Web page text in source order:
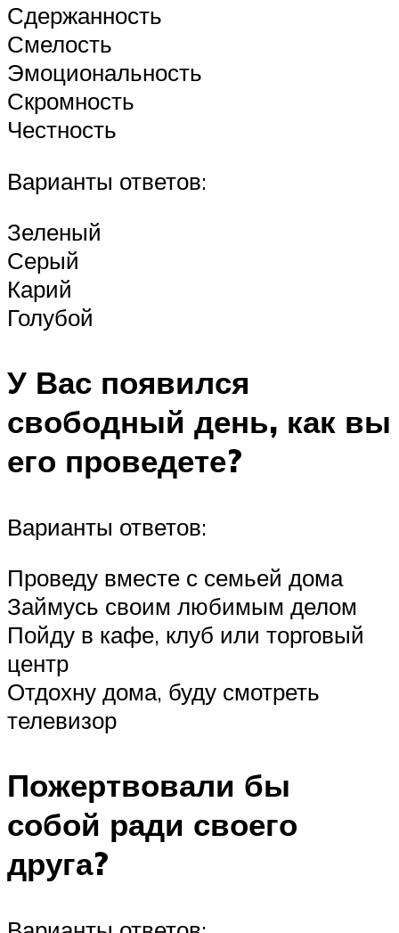
Сдержанность
Смелость
Эмоциональность
Скромность
Честность
Варианты ответов:
Зеленый
Серый
Карий
Голубой
У Вас появился
свободный день, как вы
его проведете?
Варианты ответов:
Проведу вместе с семьей дома
Займусь своим любимым делом
Пойду в кафе, клуб или торговый
центр
Отдохну дома, буду смотреть
телевизор
Пожертвовали бы
собой ради своего
друга?